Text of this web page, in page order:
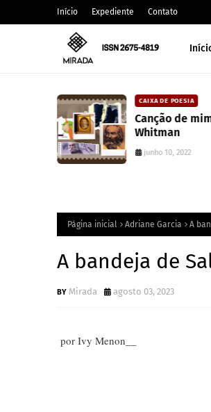
Início Expediente Contato
CAIXA DE POESIA
Canção de
Whitman
junho 10, 2022
Página inicial Adriane Garcia A
A bandeja de
Mirada agosto 03, 2023
por Ivy Menon__